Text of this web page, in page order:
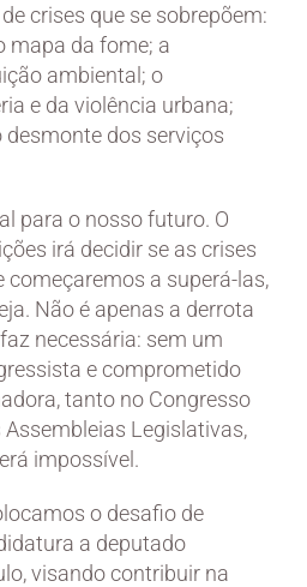
crises que se sobrepõem:
mapa da fome; a
ambiental; o
e da violência urbana;
dos serviços
para o nosso futuro. O
irá decidir se as crises
começaremos a superá-las,
Não é apenas a derrota
necessária: sem um
e comprometido
tanto no Congresso
Legislativas,
impossível.
o desafio de
a deputado
visando contribuir na